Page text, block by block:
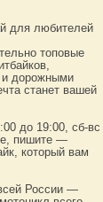
для любителей
топовые
и дорожными
станет вашей
до 19:00, сб-вс
пишите —
который вам
России —